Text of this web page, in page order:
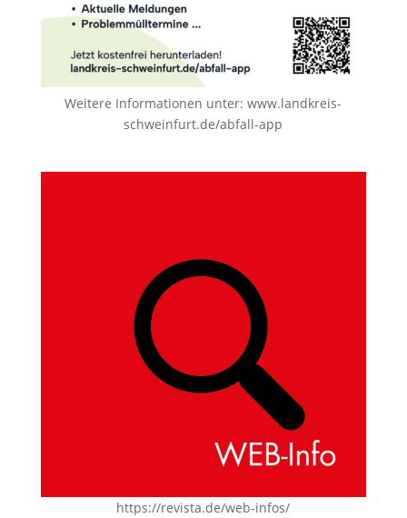
Weitere Informationen unter:www.landkreis-
schweinfurt.de/abfall-app
https://revista.de/web-infos/